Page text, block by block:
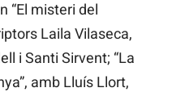
“El misteri del
Laila Vilaseca,
i Santi Sirvent; “La
amb Lluís Llort,